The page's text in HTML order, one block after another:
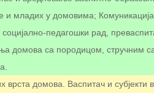
младих у домовима;
педагошки рад,
домова са породицом, стручним
врста домова. Васпитач и